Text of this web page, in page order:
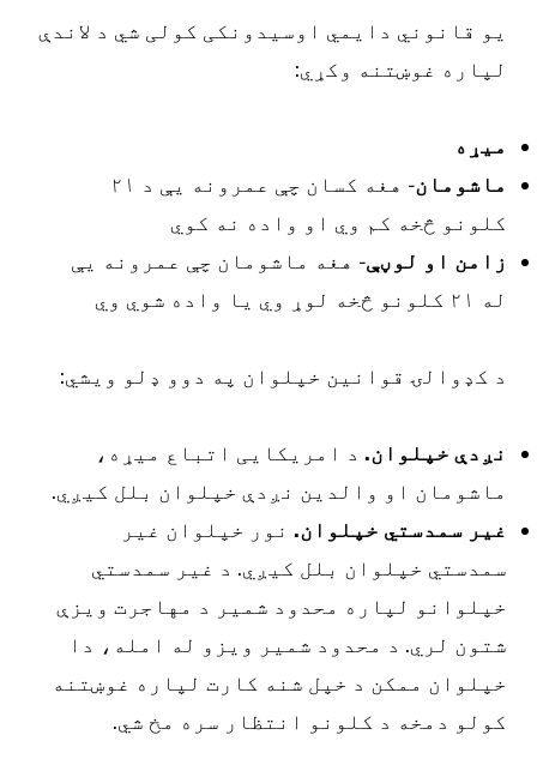
یو قانوني دایمي اوسیدونکی کولی شي د لاندې
لپاره غوښتنه وکړي:
میړه
ماشومان
- هغه کسان چې عمرونه یې د ۲۱
کلونو څخه کم وي او واده نه کوي
زامن او لوڼې - هغه ماشومان چې عمرونه یې
د کډوالۍ قوانین خپلوان په دوو ډلو ویشي:
نږدې خپلوان. د امریکایی اتباع میړه،
ماشومان او والدین نږدې خپلوان بلل کیږي.
غیر سمدستي خپلوان. نور خپلوان غیر
سمدستي خپلوان بلل کیږي. د غیر سمدستي
خپلوانو لپاره محدود شمیر د مهاجرت ویزې
شتون لري. د محدود شمیر ویزو له امله، دا
خپلوان ممکن د خپل شنه کارت لپاره غوښتنه
کولو دمخه د کلونو انتظار سره مخ شي.